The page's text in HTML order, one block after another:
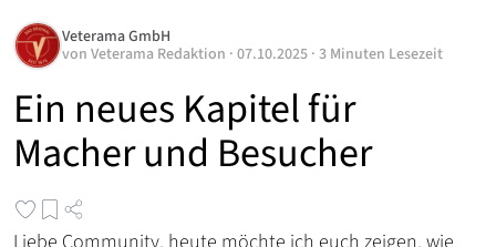
Ein neues Kapitel für
Macher und Besucher
Veterama GmbH
von Veterama Redaktion · 07.10.2025 · 3 Minuten Lesezeit